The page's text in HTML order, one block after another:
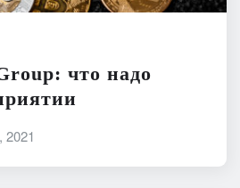
что надо
2021